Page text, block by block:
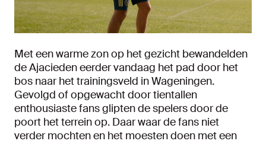
Met een warme zon op het gezicht bewandelden
de Ajacieden eerder vandaag het pad door het
bos naar het trainingsveld in Wageningen.
Gevolgd of opgewacht door tientallen
enthousiaste fans glipten de spelers door de
poort het terrein op. Daar waar de fans niet
verder mochten en het moesten doen met een